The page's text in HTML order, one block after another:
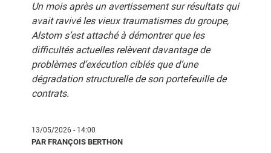
Un mois après un avertissement sur résultats qui
avait ravivé les vieux traumatismes du groupe,
Alstom s’est attaché à démontrer que les
difficultés actuelles relèvent davantage de
problèmes d’exécution ciblés que d’une
dégradation structurelle de son portefeuille de
contrats.
13/05/2026 - 14:00
PAR FRANÇOIS BERTHON